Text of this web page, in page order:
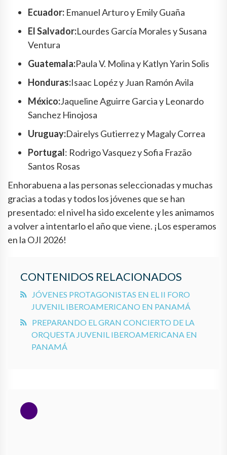
Ecuador: Emanuel Arturo y Emily Guaña
El Salvador:Lourdes García Morales y Susana
Ventura
Guatemala:Paula V. Molina y Katlyn Yarin Solis
Honduras:Isaac Lopéz y Juan Ramón Avila
México:Jaqueline Aguirre Garcia y Leonardo
Sanchez Hinojosa
Uruguay:Dairelys Gutierrez y Magaly Correa
Portugal: Rodrigo Vasquez y Sofia Frazão
Santos Rosas
Enhorabuena a las personas seleccionadas y muchas
gracias a todas y todos los jóvenes que se han
presentado: el nivel ha sido excelente y les animamos
a volver a intentarlo el año que viene. ¡Los esperamos
en la OJI 2026!
CONTENIDOS RELACIONADOS
JÓVENES PROTAGONISTAS EN EL II FORO
JUVENIL IBEROAMERICANO EN PANAMÁ
PREPARANDO EL GRAN CONCIERTO DE LA
ORQUESTA JUVENIL IBEROAMERICANA EN
PANAMÁ